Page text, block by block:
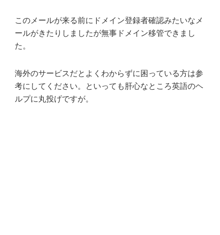
このメールが来る前にドメイン登録者確認みたいなメ
ールがきたりしましたが無事ドメイン移管できまし
た。
海外のサービスだとよくわからずに困っている方は参
考にしてください。といっても肝心なところ英語のヘ
ルプに丸投げですが。